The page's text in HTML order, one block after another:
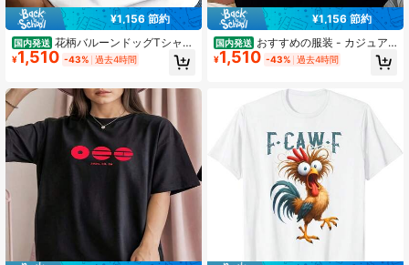
¥1,156 節約
国内発送 花柄バルーンドッグTシャ
ツ、グリッターコケットリボンT_1
¥1,510 -43% 過去4時間
¥1,156 節約
国内発送 おすすめの服装 - カジュア
ルスポーツスタイル レディース_1
¥1,510 -43% 過去4時間